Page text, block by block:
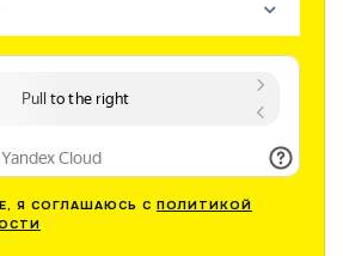
Я СОГЛАШАЮСЬ С ПОЛИТИКОЙ